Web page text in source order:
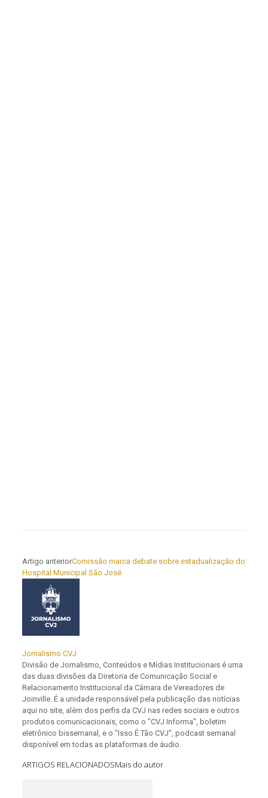
Artigo anteriorComissão marca debate sobre estadualização do
Hospital Municipal São José
Jornalismo CVJ
Divisão de Jornalismo, Conteúdos e Mídias Institucionais é uma
das duas divisões da Diretoria de Comunicação Social e
Relacionamento Institucional da Câmara de Vereadores de
Joinville. É a unidade responsável pela publicação das notícias
aqui no site, além dos perfis da CVJ nas redes sociais e outros
produtos comunicacionais, como o "CVJ Informa", boletim
eletrônico bissemanal, e o "Isso É Tão CVJ", podcast semanal
disponível em todas as plataformas de áudio.
ARTIGOS RELACIONADOSMais do autor